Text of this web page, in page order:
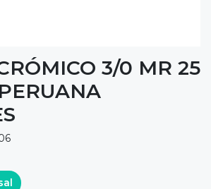
3/0 MR 25